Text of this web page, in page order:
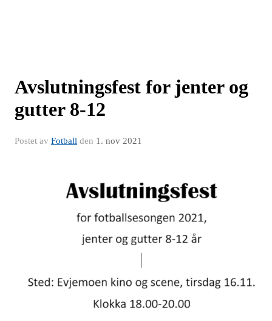
Avslutningsfest for jenter og
gutter 8-12
Postet av Fotball den 1. nov 2021